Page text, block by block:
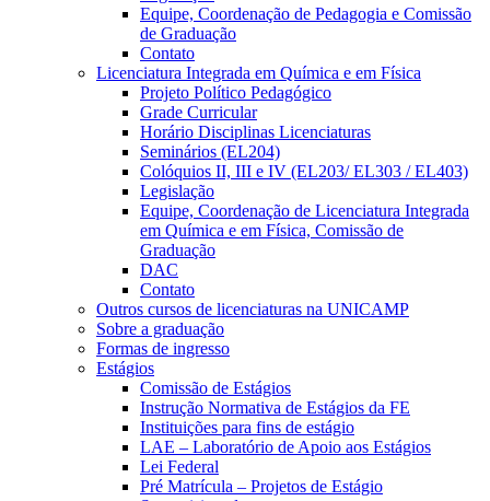
Equipe, Coordenação de Pedagogia e Comissão
de Graduação
Contato
Licenciatura Integrada em Química e em Física
Projeto Político Pedagógico
Grade Curricular
Horário Disciplinas Licenciaturas
Seminários (EL204)
Colóquios II, III e IV (EL203/ EL303 / EL403)
Legislação
Equipe, Coordenação de Licenciatura Integrada
em Química e em Física, Comissão de
Graduação
DAC
Contato
Outros cursos de licenciaturas na UNICAMP
Sobre a graduação
Formas de ingresso
Estágios
Comissão de Estágios
Instrução Normativa de Estágios da FE
Instituições para fins de estágio
LAE – Laboratório de Apoio aos Estágios
Lei Federal
Pré Matrícula – Projetos de Estágio